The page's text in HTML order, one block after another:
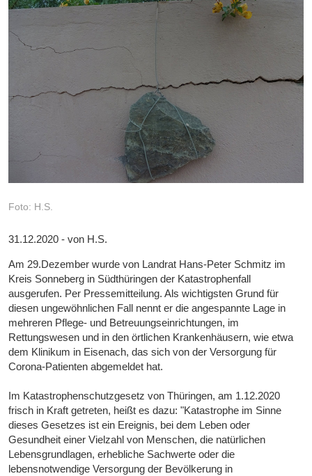
Foto: H.S.
31.12.2020 - von H.S.
Am 29.Dezember wurde von Landrat Hans-Peter Schmitz im
Kreis Sonneberg in Südthüringen der Katastrophenfall
ausgerufen. Per Pressemitteilung. Als wichtigsten Grund für
diesen ungewöhnlichen Fall nennt er die angespannte Lage in
mehreren Pflege- und Betreuungseinrichtungen, im
Rettungswesen und in den örtlichen Krankenhäusern, wie etwa
dem Klinikum in Eisenach, das sich von der Versorgung für
Corona-Patienten abgemeldet hat.
Im Katastrophenschutzgesetz von Thüringen, am 1.12.2020
frisch in Kraft getreten, heißt es dazu: "Katastrophe im Sinne
dieses Gesetzes ist ein Ereignis, bei dem Leben oder
Gesundheit einer Vielzahl von Menschen, die natürlichen
Lebensgrundlagen, erhebliche Sachwerte oder die
lebensnotwendige Versorgung der Bevölkerung in